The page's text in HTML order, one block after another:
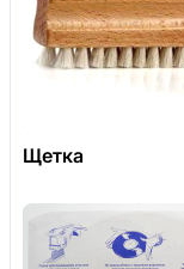
Щетка